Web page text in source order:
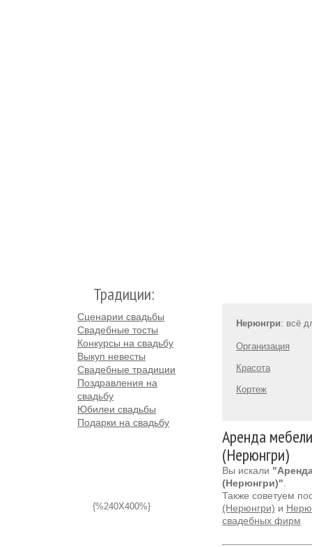
Традиции:
Сценарии свадьбы
Свадебные тосты
Конкурсы на свадьбу
Выкуп невесты
Свадебные традиции
Поздравления на
свадьбу
Юбилеи свадьбы
Подарки на свадьбу
{%240X400%}
Нерюнгри: всё
Организация
Красота
Кортеж
Аренда
(Нерюнгри)
Вы искали
(Нерюнгри)"
Также советуем
(Нерюнгри) и
свадебных фирм